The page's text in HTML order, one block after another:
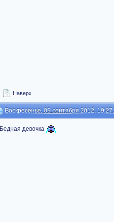
Наверх
Воскресенье, 09 сентября 2012,
Бедная девочка